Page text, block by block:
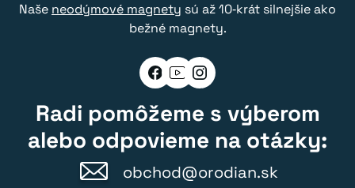
Naše neodýmové magnety sú až 10‑krát silnejšie ako
bežné magnety.
Radi pomôžeme s výberom
alebo odpovieme na otázky:
obchod@orodian.sk